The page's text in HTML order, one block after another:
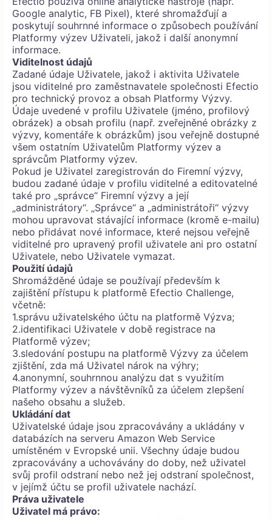
Google analytic, FB Pixel), které shromažďují a
poskytují souhrnné informace o způsobech používání
Platformy výzev Uživateli, jakož i další anonymní
informace.
Viditelnost údajů
Zadané údaje Uživatele, jakož i aktivita Uživatele
jsou viditelné pro zaměstnavatele společnosti Efectio
pro technický provoz a obsah Platformy Výzvy.
Údaje uvedené v profilu Uživatele (jméno, profilový
obrázek) a obsah profilu (např. zveřejněné obrázky z
výzvy, komentáře k obrázkům) jsou veřejně dostupné
všem ostatním Uživatelům Platformy výzev a
správcům Platformy výzev.
Pokud je Uživatel zaregistrován do Firemní výzvy,
budou zadané údaje v profilu viditelné a editovatelné
také pro „správce“ Firemní výzvy a její
„administrátory“. „Správce“ a „administrátoři“ výzvy
mohou upravovat stávající informace (kromě e-mailu)
nebo přidávat nové informace, které nejsou veřejně
viditelné pro upravený profil uživatele ani pro ostatní
Uživatele, nebo Uživatele vymazat.
Použití údajů
Shromážděné údaje se používají především k
zajištění přístupu k platformě Efectio Challenge,
včetně:
1.správu uživatelského účtu na platformě Výzva;
2.identifikaci Uživatele v době registrace na
Platformě výzev;
3.sledování postupu na platformě Výzvy za účelem
zjištění, zda má Uživatel nárok na výhry;
4.anonymní, souhrnnou analýzu dat s využitím
Platformy výzev a návštěvníků za účelem zlepšení
našeho obsahu a služeb.
Ukládání dat
Uživatelské údaje jsou zpracovávány a ukládány v
databázích na serveru Amazon Web Service
umístěném v Evropské unii. Všechny údaje budou
zpracovávány a uchovávány do doby, než uživatel
svůj profil odstraní nebo než jej odstraní společnost,
v jejímž účtu se profil uživatele nachází.
Práva uživatele
Uživatel má právo: